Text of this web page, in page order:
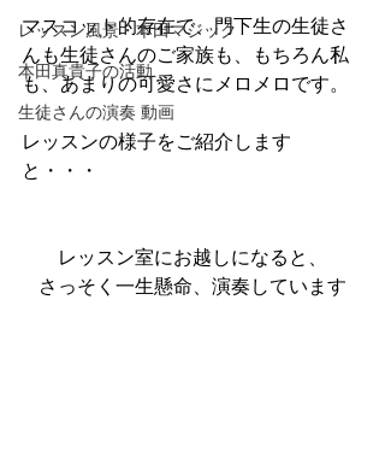
レッスン風景・本田マジック
本田真貴子の活動
生徒さんの演奏 動画
マスコット的存在で、門下生の生徒さ
んも生徒さんのご家族も、もちろん私
も、あまりの可愛さにメロメロです。
レッスンの様子をご紹介します
と・・・
レッスン室にお越しになると、
さっそく一生懸命、演奏しています